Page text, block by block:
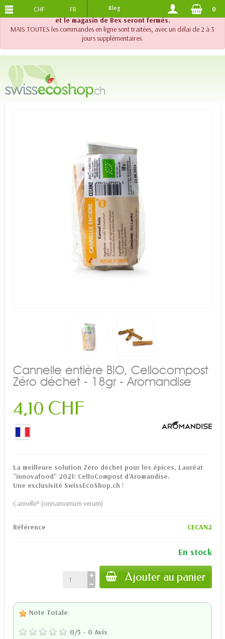
!! Important !! Jusqu'au 20 août 2026, le support téléphonique
et le magasin de Bex seront fermés.
MAIS TOUTES les commandes en ligne sont traitées, avec un délai de 2 à 3
jours supplémentaires.
PORTS OFFERTS DES 120.-
CHF FR Blog 0
Cannelle entière BIO, Cellocompost
Zéro déchet - 18gr - Aromandise
4,10 CHF
La meilleure solution Zéro déchet pour les épices, Lauréat
"innovafood" 2021: CelloCompost d'Aromandise.
Une exclusivité SwissEcoShop.ch !
Cannelle* (cinnamomum verum)
Référence CECAN2
En stock
Ajouter au panier
Note Totale:
0/5 - 0 Avis